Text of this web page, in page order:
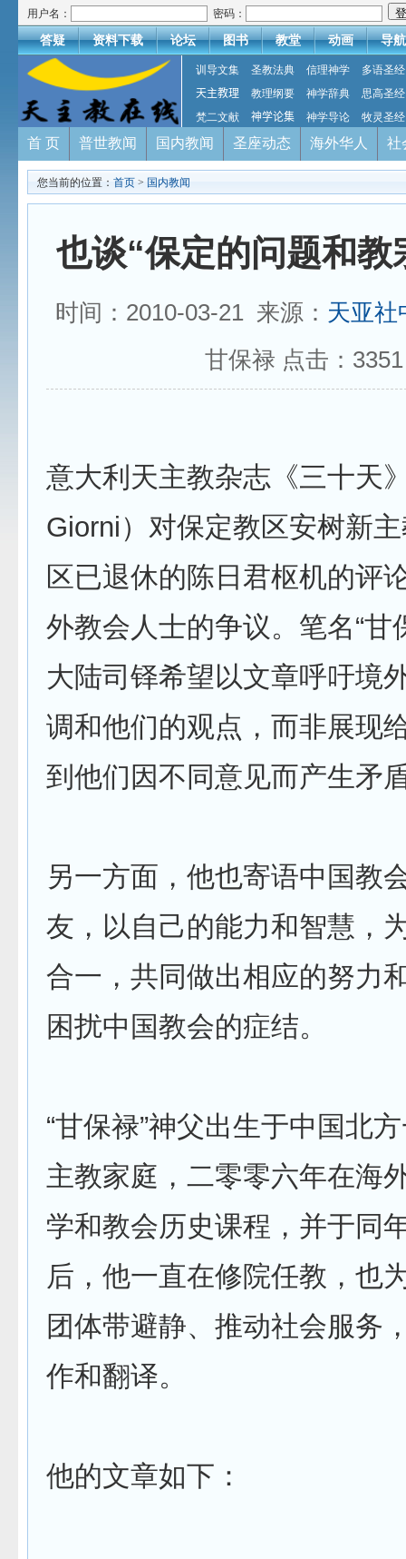
用户名： 密码：
答疑 资料下载 论坛 图书 教堂 动画 导航
训导文集 圣教法典 信理神学
多语圣经
天主教理
教理纲要 神学辞典
思高圣经
梵二文献
神学论集 神学导论 牧灵圣经
首 页 普世教闻 国内教闻 圣座动态 海外华人 社
您当前的位置： 首页 > 国内教闻
也谈“保定的问题和教
时间：2010-03-21 来源： 天亚社
甘保禄 点击： 3351
意大利天主教杂志《三十天
Giorni）对保定教区安树新
区已退休的陈日君枢机的评
外教会人士的争议。笔名“甘
大陆司铎希望以文章呼吁境
调和他们的观点，而非展现
到他们因不同意见而产生矛
另一方面，他也寄语中国教
友，以自己的能力和智慧，
合一，共同做出相应的努力
困扰中国教会的症结。
“甘保禄”神父出生于中国北
主教家庭，二零零六年在海
学和教会历史课程，并于同
后，他一直在修院任教，也
团体带避静、推动社会服务
作和翻译。
他的文章如下：